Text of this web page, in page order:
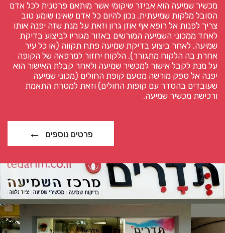
מכשיר שמיעה הוא אביזר שיקומי אשר מותאם פרטנית לכל אדם
הסובל מלקות שמיעתית. נכון להיום כל אדם שאינו שומע טוב
צריך לפנות אל רופא אף אוזן גרון וזאת על מנת שזה יפנה אותו
לאחד ממכוני השמיעה המורשים באזור מגוריו לביצוע בדיקת
שמיעה. לאחר ביצוע בדיקת שמיעה פתח תקווה (או כל עיר
אחרת בה הלקוח מתגורר), הלקוח יחזור למרפאה של הקופה
על מנת לקבל אישור למכשיר שמיעה ולאחר קבלת האישור הוא
יפנה אל ספק מורשה מטעם קופת החולים (מכוני שמיעה
שעובדים בהסדר עם קופות החולים) וזאת למטרת התאמת
ורכישת מכשיר שמיעה.
פרטים נוספים